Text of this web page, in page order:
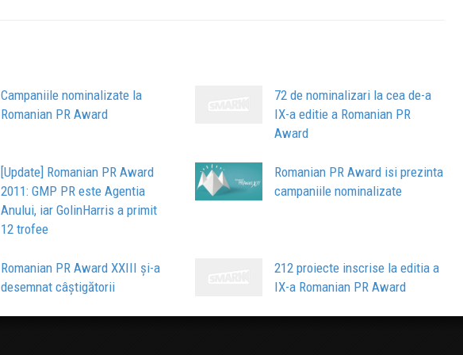
Campaniile nominalizate la
Romanian PR Award
72 de nominalizari la cea de-a
IX-a editie a Romanian PR
Award
[Update] Romanian PR Award
2011: GMP PR este Agentia
Anului, iar GolinHarris a primit
12 trofee
Romanian PR Award isi prezinta
campaniile nominalizate
Romanian PR Award XXIII și-a
desemnat câștigătorii
212 proiecte inscrise la editia a
IX-a Romanian PR Award